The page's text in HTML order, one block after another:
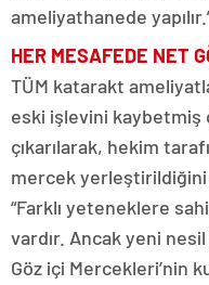
ameliyathanede
HER MESAFEDE NET
TÜM katarakt
eski işlevini kaybetmiş
çıkarılarak, hekim
mercek
“Farklı yeteneklere
vardır. Ancak yeni
Göz içi Mercekleri’nin